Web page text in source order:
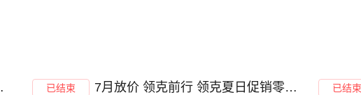
已结束 7月放价 领克前行 领克夏日促销零利冲量-东莞站 已结束